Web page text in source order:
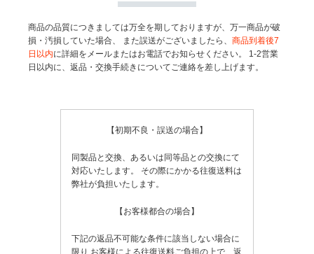
商品の品質につきましては万全を期しておりますが、万一商品が破
損・汚損していた場合、
また誤送がございましたら、商品到着後7
日以内に詳細をメールまたはお電話でお知らせください。
1-2営業
日以内に、返品・交換手続きについてご連絡を差し上げます。
【初期不良・誤送の場合】
同製品と交換、あるいは同等品との交換にて
対応いたします。
その際にかかる往復送料は
弊社が負担いたします。
【お客様都合の場合】
下記の返品不可能な条件に該当しない場合に
限り お客様による往復送料ご負担の上で、返